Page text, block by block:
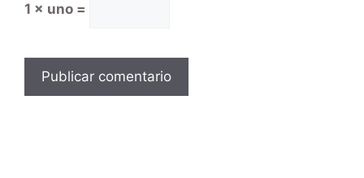
1 × uno =